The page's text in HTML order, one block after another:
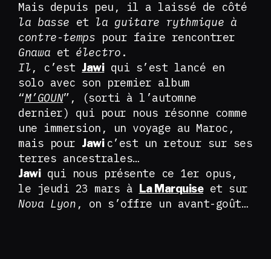
Mais depuis peu, il a laissé de côté
la basse et la guitare rythmique à
contre-temps pour faire rencontrer
Gnawa et électro .
Il, c’est Jawiqui s’est lancé en
solo avec son premier album
“M’GOUN”, (sorti à l’automne
dernier) qui pour nous résonne comme
une immersion, un voyage au Maroc,
mais pour Jawi c’est un retour sur ses
terres ancestrales…
Jawiqui nous présente ce 1er opus,
le jeudi 23 mars à
La Marquiseet sur
Nova Lyon , on s’offre un avant-goût…